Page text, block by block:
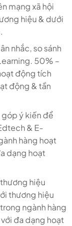
mạng xã hội
hiệu & dưới
nhắc, so sánh
50% –
động tích
động & tần
góp ý kiến để
& E-
hàng hoạt
dạng hoạt
hiệu
thương hiệu
ngành hàng
đa dạng hoạt